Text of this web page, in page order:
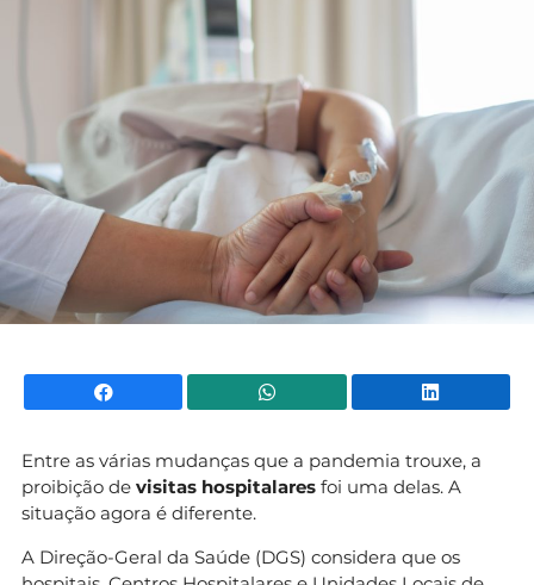
Facebook WhatsApp
Entre as várias mudanças que a pandemia trouxe, a
proibição de visitas hospitalares foi uma delas. A
situação agora é diferente.
A Direção-Geral da Saúde (DGS) considera que os